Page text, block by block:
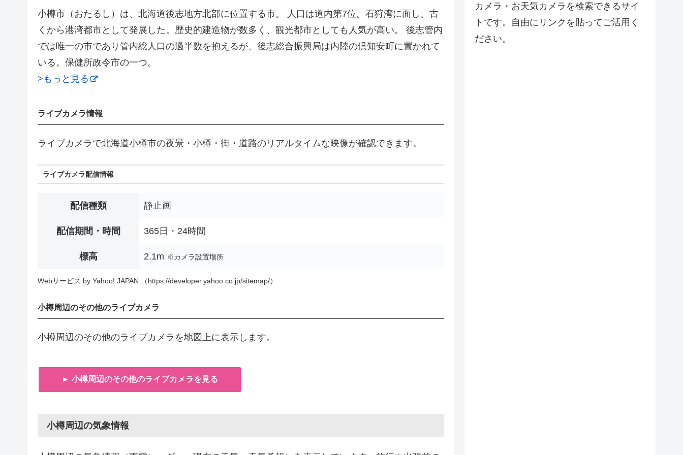
小樽市（おたるし）は、北海道後志地方北部に位置する市。 人口は道内第7位。石狩湾に面し、古
くから港湾都市として発展した。歴史的建造物が数多く、観光都市としても人気が高い。 後志管内
では唯一の市であり管内総人口の過半数を抱えるが、後志総合振興局は内陸の倶知安町に置かれて
いる。保健所政令市の一つ。
>もっと見る
ライブカメラ情報
ライブカメラで北海道小樽市の夜景・小樽・街・道路のリアルタイムな映像が確認できます。
ライブカメラ配信情報
配信種類 静止画
配信期間・時間 365日・24時間
標高 2.1m ※カメラ設置場所
Webサービス by Yahoo! JAPAN （https://developer.yahoo.co.jp/sitemap/）
小樽周辺のその他のライブカメラ
小樽周辺のその他のライブカメラを地図上に表示します。
► 小樽周辺のその他のライブカメラを見る
小樽周辺の気象情報
カメラ・お天気カメラを検索できるサイ
トです。自由にリンクを貼ってご活用く
ださい。